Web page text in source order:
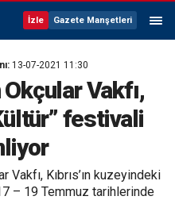
İzle Gazete Manşetleri
13-07-2021 11:30
Okçular Vakfı,
festivali
Vakfı, Kıbrıs’ın kuzeyindeki
– 19 Temmuz tarihlerinde